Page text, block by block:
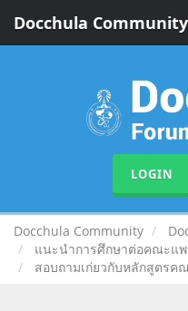
Docchula Community
LOGIN
Docchula Community
แนะนำการศึกษาต่อคณะแ
สอบถามเก่ยวกับหลักสูตร